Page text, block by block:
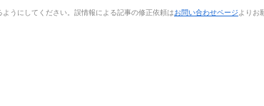
ようにしてください。誤情報による記事の修正依頼はお問い合わせページ よりお